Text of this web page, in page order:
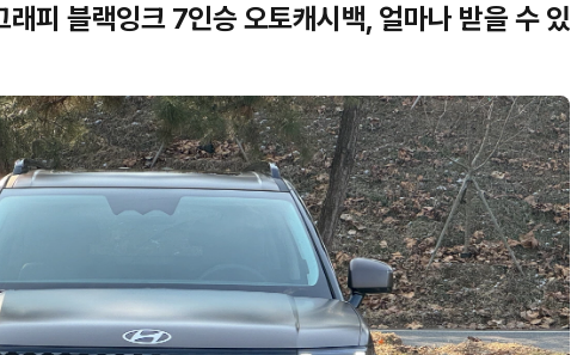
피 블랙잉크 7인승 오토캐시백, 얼마나 받을 수 있